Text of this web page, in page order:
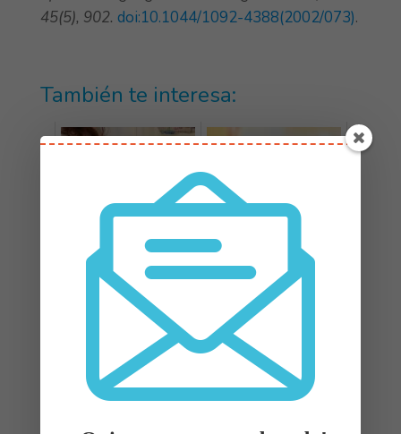
45(5), 902. doi:10.1044/1092-4388(2002/073).
También te interesa:
Qué biberón es mejor
Por qué aprender signos
para bebés